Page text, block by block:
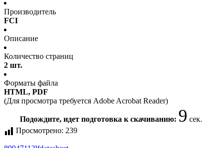
Производитель
FCI
Описание
Количество страниц
2 шт.
Форматы файла
HTML, PDF
(Для просмотра требуется Adobe Acrobat Reader)
Подождите, идет подготовка к скачиванию: 9 сек.
Просмотрено: 239